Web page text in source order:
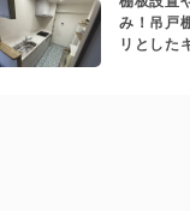
み！吊戸
リとした